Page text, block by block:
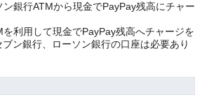
銀行ATMから現金でPayPay残高にチャー
利用して現金でPayPay残高へチャージを
ン銀行、ローソン銀行の口座は必要あり